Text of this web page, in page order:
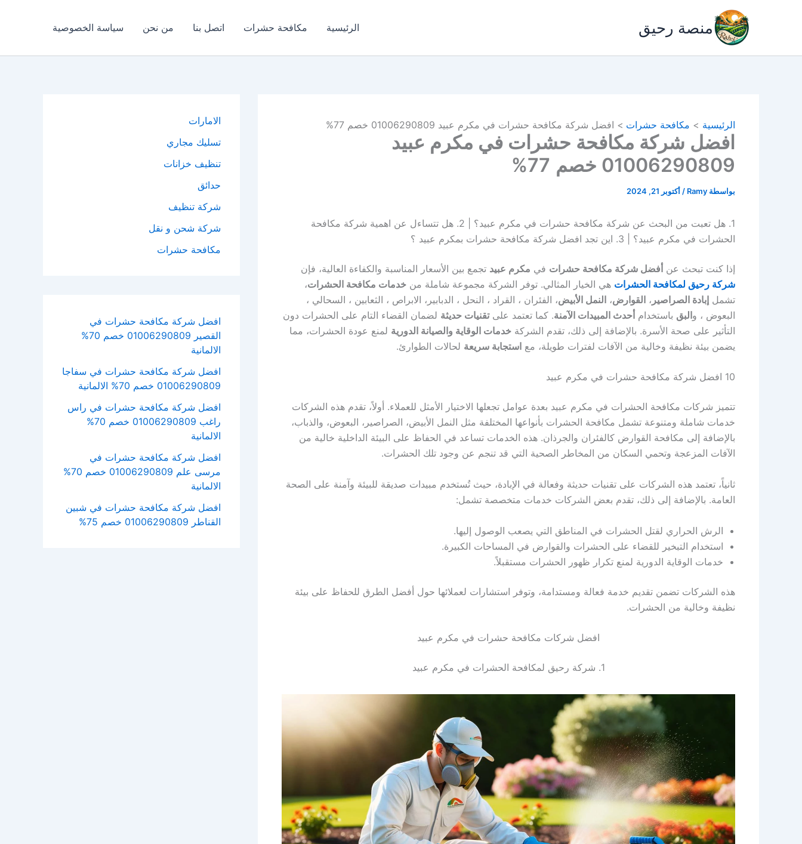
منصة رحيق الرئيسية مكافحة حشرات اتصل بنا من نحن سياسة الخصوصية
الرئيسية مكافحة حشرات افضل شركة مكافحة حشرات في مكرم عبيد 01006290809 خصم 77%
افضل شركة مكافحة حشرات في مكرم عبيد
01006290809 خصم 77%
بواسطة Ramy
/ أكتوبر 21, 2024
1. هل تعبت من البحث عن شركة مكافحة حشرات في مكرم عبيد؟ | 2. هل تتساءل عن اهمية شركة مكافحة
الحشرات في مكرم عبيد؟ | 3. اين تجد افضل شركة مكافحة حشرات بمكرم عبيد ؟
إذا كنت تبحث عن أفضل شركة مكافحة حشرات في مكرم عبيد تجمع بين الأسعار المناسبة والكفاءة العالية، فإن
شركة رحيق لمكافحة الحشرات هي الخيار المثالي. توفر الشركة مجموعة شاملة من خدمات مكافحة الحشرات،
تشمل إبادة الصراصير ، القوارض، النمل الأبيض، الفئران ، القراد ، النحل ، الدبابير، الابراص ، الثعابين ، السحالي ،
البعوض ، والبق باستخدام أحدث المبيدات الآمنة. كما تعتمد علىتقنيات حديثة لضمان القضاء التام على الحشرات دون
التأثير على صحة الأسرة. بالإضافة إلى ذلك، تقدم الشركة خدمات الوقاية والصيانة الدورية لمنع عودة الحشرات، مما
يضمن بيئة نظيفة وخالية من الآفات لفترات طويلة، مع استجابة سريعة لحالات الطوارئ.
10 افضل شركة مكافحة حشرات في مكرم عبيد
تتميز شركات مكافحة الحشرات في مكرم عبيد بعدة عوامل تجعلها الاختيار الأمثل للعملاء. أولاً، تقدم هذه الشركات
خدمات شاملة ومتنوعة تشمل مكافحة الحشرات بأنواعها المختلفة مثل النمل الأبيض، الصراصير، البعوض، والذباب،
بالإضافة إلى مكافحة القوارض كالفئران والجرذان. هذه الخدمات تساعد في الحفاظ على البيئة الداخلية خالية من
الآفات المزعجة وتحمي السكان من المخاطر الصحية التي قد تنجم عن وجود تلك الحشرات.
ثانياً، تعتمد هذه الشركات على تقنيات حديثة وفعالة في الإبادة، حيث تُستخدم مبيدات صديقة للبيئة وآمنة على الصحة
العامة. بالإضافة إلى ذلك، تقدم بعض الشركات خدمات متخصصة تشمل:
الرش الحراري لقتل الحشرات في المناطق التي يصعب الوصول إليها.
استخدام التبخير للقضاء على الحشرات والقوارض في المساحات الكبيرة.
خدمات الوقاية الدورية لمنع تكرار ظهور الحشرات مستقبلاً.
هذه الشركات تضمن تقديم خدمة فعالة ومستدامة، وتوفر استشارات لعملائها حول أفضل الطرق للحفاظ على بيئة
نظيفة وخالية من الحشرات.
افضل شركات مكافحة حشرات في مكرم عبيد
1. شركة رحيق لمكافحة الحشرات في مكرم عبيد
الامارات
تسليك مجاري
تنظيف خزانات
حدائق
شركة تنظيف
شركة شحن و نقل
مكافحة حشرات
افضل شركة مكافحة حشرات في
القصير 01006290809 خصم 70%
الالمانية
افضل شركة مكافحة حشرات في سفاجا
01006290809 خصم 70% الالمانية
افضل شركة مكافحة حشرات في راس
راغب 01006290809 خصم 70%
الالمانية
افضل شركة مكافحة حشرات في
مرسى علم 01006290809 خصم 70%
الالمانية
افضل شركة مكافحة حشرات في شبين
القناطر 01006290809 خصم 75%